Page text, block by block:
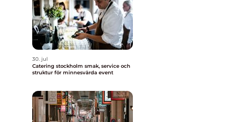
30. jul
Catering stockholm smak, service och
struktur för minnesvärda event